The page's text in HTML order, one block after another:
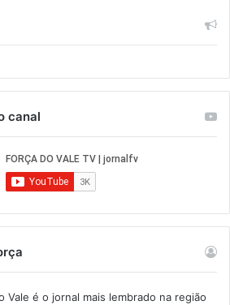
canal
Vale é o jornal mais lembrado na região